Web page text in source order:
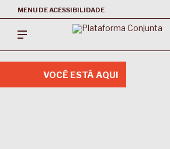
MENU DE ACESSIBILIDADE
VOCÊ ESTÁ AQUI